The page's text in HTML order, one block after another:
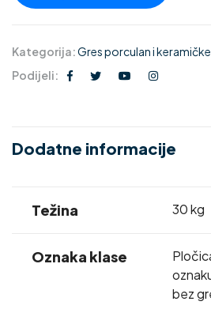
Kategorija:Gres porculan i
Podijeli:
Dodatne informacije
Težina 30 kg
Oznaka klase
bez